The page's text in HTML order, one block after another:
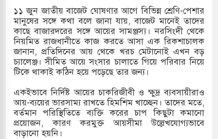
জাদুঘর নতুন বাংলাদেশের পথচলার কেন্দ্র হবে: ড.
বিভিন্ন খাতে সৌদির বিনিয়োগের আহবান প্রধানমন্ত্রীর
পথে ইসরায়েলীরা,হাতছাড়ার ঝুঁকিতে জরুরি
১১ জুন জাতীয় বাজেট ঘোষণার আগে বিভিন্ন শ্রেণি-পেশার
মানুষের সঙ্গে কথা বলে জানা যায়, বাজেট মানেই তাদের
কাছে বাজারদরের সঙ্গে আয়ের সামঞ্জস্য। নরসিংদী থেকে
নিয়মিত রাজধানীতে কাজ করতে আসা এক রিকশাচালক
জানান, প্রতিদিনের আয় থেকে খরচ মেটানোই এখন বড়
চ্যালেঞ্জ। সীমিত আয়ে সংসার চালাতে গিয়ে পরিবার নিয়ে
টিকে থাকাই কঠিন হয়ে পড়েছে তার জন্য।
একইভাবে নির্দিষ্ট আয়ের চাকরিজীবী ও ক্ষুদ্র ব্যবসায়ীরাও
আয়-ব্যয়ের ভারসাম্য রাখতে হিমশিম খাচ্ছেন। তাদের মতে,
বর্তমান পরিস্থিতিতে ব্যক্তি করের চাপ কিছুটা কমানো
প্রয়োজন, কারণ করমুক্ত আয়সীমা উল্লেখযোগ্যভাবে
বাড়ানো হয়নি।